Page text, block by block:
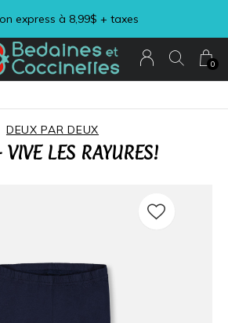
0
express à 8,99$ + taxes
DEUX PAR DEUX
LES RAYURES!